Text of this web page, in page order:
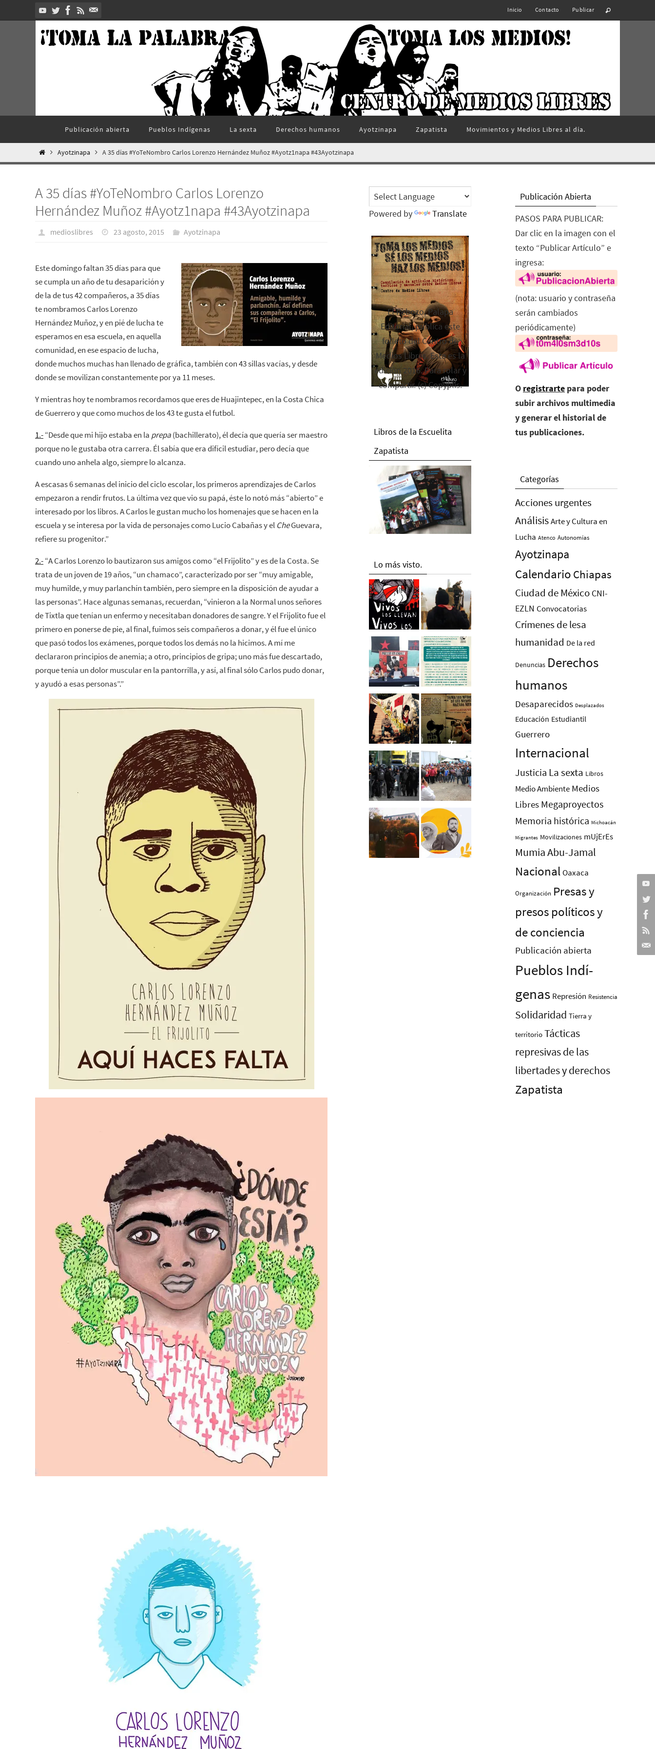
al
Inicio Contacto Publicar
contenido
Publicación abierta Pueblos Indí­genas La sexta Derechos humanos Ayotzinapa Zapatista Movimientos y Medios Libres al día.
InicioAyotzinapa A 35 días #YoTeNombro Carlos Lorenzo Hernández Muñoz #Ayotz1napa #43Ayotzinapa
A 35 días #YoTeNombro Carlos Lorenzo
Hernández Muñoz #Ayotz1napa #43Ayotzinapa
medioslibres 23 agosto, 2015 Ayotzinapa
Este domingo faltan 35 días para que
se cumpla un año de tu desaparición y
de la de tus 42 compañeros, a 35 días
te nombramos Carlos Lorenzo
Hernández Muñoz, y en pié de lucha te
esperamos en esa escuela, en aquella
comunidad, en ese espacio de lucha,
donde muchos muchas han llenado de gráfica, también con 43 sillas vacías, y desde
donde se movilizan constantemente por ya 11 meses.
Y mientras hoy te nombramos recordamos que eres de Huajintepec, en la Costa Chica
de Guerrero y que como muchos de los 43 te gusta el futbol.
1.-“Desde que mi hijo estaba en la prepa(bachillerato), él decía que quería ser maestro
porque no le gustaba otra carrera. Él sabía que era difícil estudiar, pero decía que
cuando uno anhela algo, siempre lo alcanza.
A escasas 6 semanas del inicio del ciclo escolar, los primeros aprendizajes de Carlos
empezaron a rendir frutos. La última vez que vio su papá, éste lo notó más “abierto” e
interesado por los libros. A Carlos le gustan mucho los homenajes que se hacen en la
escuela y se interesa por la vida de personajes como Lucio Cabañas y el CheGuevara,
refiere su progenitor.”
2.-“A Carlos Lorenzo lo bautizaron sus amigos como “el Frijolito” y es de la Costa. Se
trata de un joven de 19 años, “un chamaco”, caracterizado por ser “muy amigable,
muy humilde, y muy parlanchín también, pero siempre en la disposición de ayudar a
las personas”. Hace algunas semanas, recuerdan, “vinieron a la Normal unos señores
de Tixtla que tenían un enfermo y necesitaban donadores de sangre. Y el Frijolito fue el
primero en ponerse de pie, al final, fuimos seis compañeros a donar, y él fue el único
que pasó todos los exámenes, porque todos los demás no la hicimos. A mí me
declararon principios de anemia; a otro, principios de gripa; uno más fue descartado,
porque tenía un dolor muscular en la pantorrilla, y así, al final sólo Carlos pudo donar,
y ayudó a esas personas”.”
Powered by Translate
El Rebozo, Palapa
Editorial, publica este
folleto del Centro de
Medios Libres. Esta es la
edición 2016. Para rolar y
compartir. (c) Copyplis.
Libros de la Escuelita
Zapatista
Lo más visto.
Publicación Abierta
PASOS PARA PUBLICAR:
Dar clic en la imagen con el
texto “Publicar Artículo” e
ingresa:
(nota: usuario y contraseña
serán cambiados
periódicamente)
O registrarte para poder
subir archivos multimedia
y generar el historial de
tus publicaciones.
Categorías
Acciones urgentes
AnálisisArte y Cultura en
Lucha Atenco Autonomías
Ayotzinapa
Calendario Chiapas
Ciudad de México CNI-
EZLN Convocatorias
Crímenes de lesa
humanidad De la red
Denuncias Derechos
humanos
Desaparecidos Desplazados
Educación Estudiantil
Guerrero
Internacional
Justicia La sexta Libros
Medio Ambiente Medios
Libres Megaproyectos
Memoria histórica Michoacán
Migrantes Movilizaciones mUjErEs
Mumia Abu-Jamal
Nacional Oaxaca
Organización Presas y
presos polí­ticos y
de conciencia
Publicación abierta
Pueblos Indí­
genas Represión Resistencia
Solidaridad Tierra y
territorio Tácticas
represivas de las
libertades y derechos
Zapatista